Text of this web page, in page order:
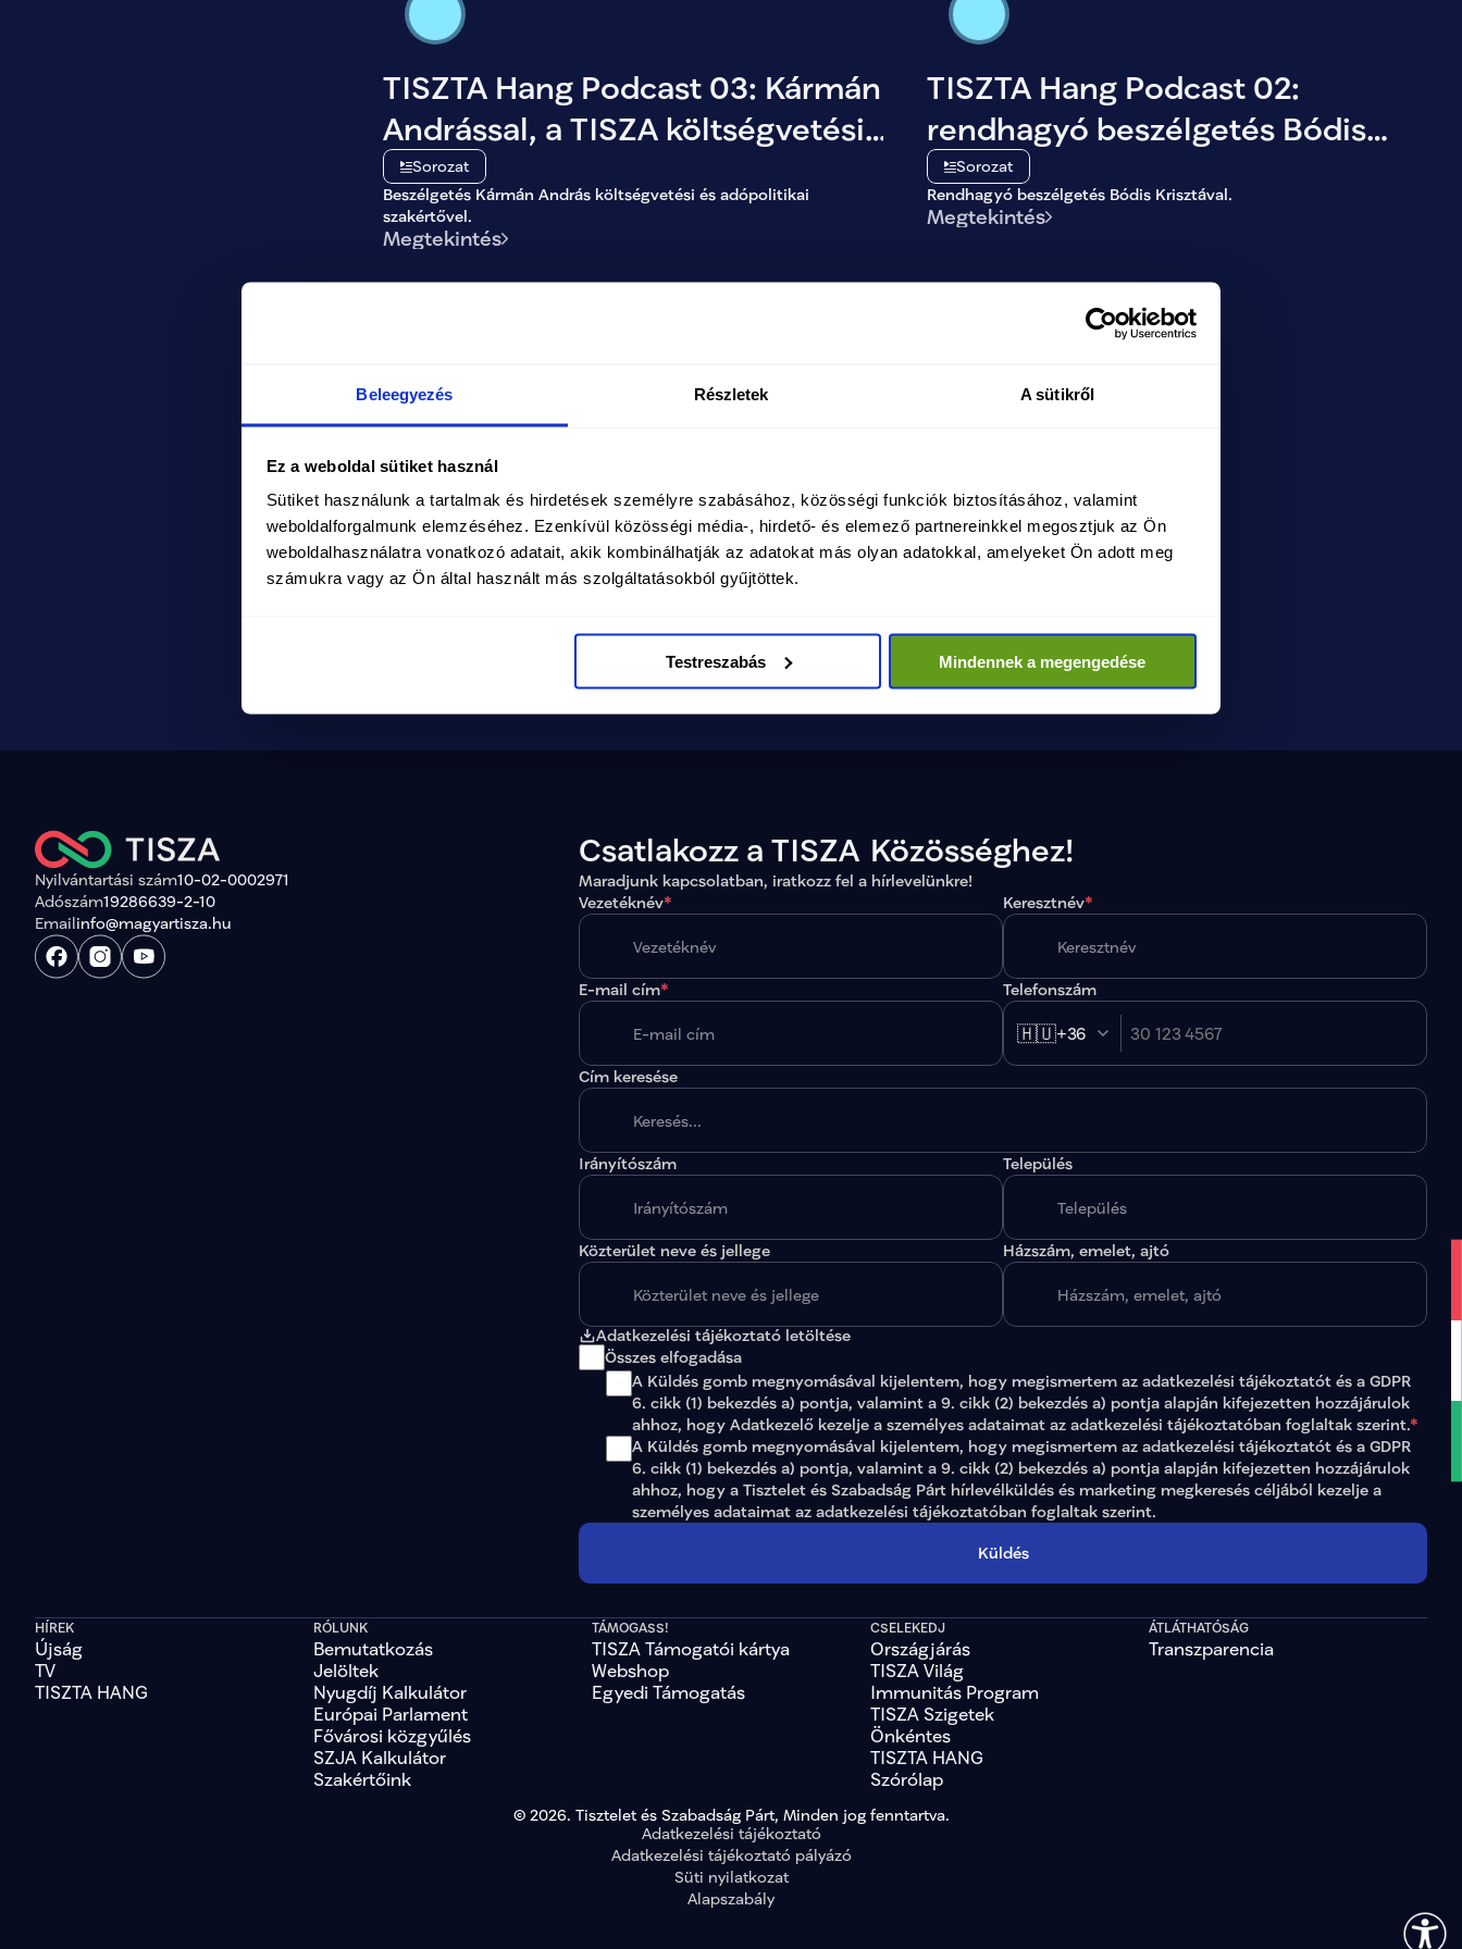
Beleegyezés Részletek A sütikről
Ez a weboldal sütiket használ
Sütiket használunk a tartalmak és hirdetések személyre szabásához, közösségi funkciók biztosításához, valamint
weboldalforgalmunk elemzéséhez. Ezenkívül közösségi média-, hirdető- és elemező partnereinkkel megosztjuk az Ön
weboldalhasználatra vonatkozó adatait, akik kombinálhatják az adatokat más olyan adatokkal, amelyeket Ön adott meg
számukra vagy az Ön által használt más szolgáltatásokból gyűjtöttek.
Testreszabás Mindennek a megengedése
TISZTA Hang Podcast 03: Kármán
Andrással, a TISZA költségvetési
és adópolitikai szakértőjével
Sorozat
Megtekintés
Beszélgetés Kármán András költségvetési és adópolitikai
szakértővel.
TISZTA Hang Podcast 02:
rendhagyó beszélgetés Bódis
Krisztával
Sorozat
Megtekintés
Rendhagyó beszélgetés Bódis Krisztával.
TISZTA Hang Podcast 01: Tanács
Zoltánnal, a TISZA kormányzati
programalkotásért felelős
vezetőjével
Megtekintés
Bemutatkozik a TISZA kormányzati programalkotásért felelős
vezetője, Tanács Zoltán.
Nyilvántartási szám10-02-0002971
Adószám19286639-2-10
Emailinfo@magyartisza.hu
Csatlakozz a TISZA Közösséghez!
Maradjunk kapcsolatban, iratkozz fel a hírlevelünkre!
Vezetéknév* Keresztnév*
E-mail cím* Telefonszám
🇭🇺+36
Cím keresése
Irányítószám Település
Közterület neve és jellege Házszám, emelet, ajtó
Adatkezelési tájékoztató letöltése
Összes elfogadása
A Küldés gomb megnyomásával kijelentem, hogy megismertem az adatkezelési tájékoztatót és a GDPR
6. cikk (1) bekezdés a) pontja, valamint a 9. cikk (2) bekezdés a) pontja alapján kifejezetten hozzájárulok
ahhoz, hogy Adatkezelő kezelje a személyes adataimat az adatkezelési tájékoztatóban foglaltak szerint.*
A Küldés gomb megnyomásával kijelentem, hogy megismertem az adatkezelési tájékoztatót és a GDPR
6. cikk (1) bekezdés a) pontja, valamint a 9. cikk (2) bekezdés a) pontja alapján kifejezetten hozzájárulok
ahhoz, hogy a Tisztelet és Szabadság Párt hírlevélküldés és marketing megkeresés céljából kezelje a
személyes adataimat az adatkezelési tájékoztatóban foglaltak szerint.
Küldés
HÍREK
Újság
TV
TISZTA HANG
RÓLUNK
Bemutatkozás
Jelöltek
Nyugdíj Kalkulátor
Európai Parlament
Fővárosi közgyűlés
SZJA Kalkulátor
Szakértőink
TÁMOGASS!
TISZA Támogatói kártya
Webshop
Egyedi Támogatás
CSELEKEDJ
Országjárás
TISZA Világ
Immunitás Program
TISZA Szigetek
Önkéntes
TISZTA HANG
Szórólap
ÁTLÁTHATÓSÁG
Transzparencia
© 2026. Tisztelet és Szabadság Párt, Minden jog fenntartva.
Adatkezelési tájékoztató
Adatkezelési tájékoztató pályázó
Süti nyilatkozat
Alapszabály